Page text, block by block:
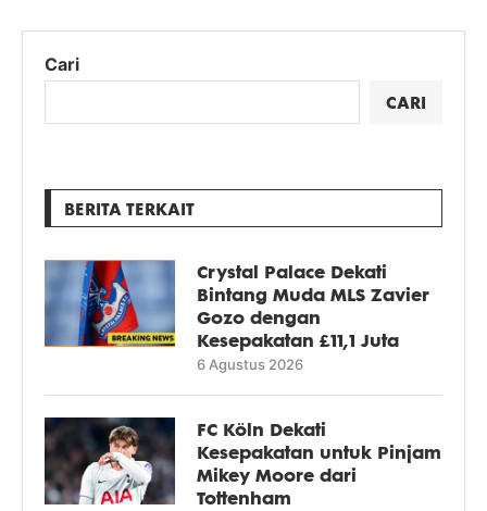
Cari
CARI
BERITA TERKAIT
Crystal Palace Dekati
Bintang Muda MLS Zavier
Gozo dengan
Kesepakatan £11,1 Juta
6 Agustus 2026
FC Köln Dekati
Kesepakatan untuk Pinjam
Mikey Moore dari
Tottenham